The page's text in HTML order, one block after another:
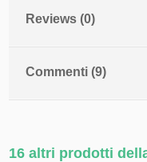
Reviews (0)
Commenti (9)
16 altri prodotti